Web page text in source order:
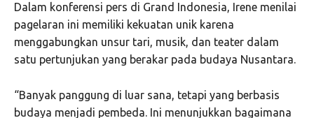
Dalam konferensi pers di Grand Indonesia, Irene menilai
pagelaran ini memiliki kekuatan unik karena
menggabungkan unsur tari, musik, dan teater dalam
satu pertunjukan yang berakar pada budaya Nusantara.
“Banyak panggung di luar sana, tetapi yang berbasis
budaya menjadi pembeda. Ini menunjukkan bagaimana